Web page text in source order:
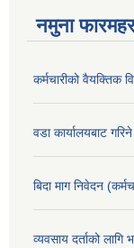
नमुना
कर्मचारीको वैयक्तिक
वडा कार्यालयबाट
बिदा माग निवेदन
व्यवसाय दर्ताको लागि